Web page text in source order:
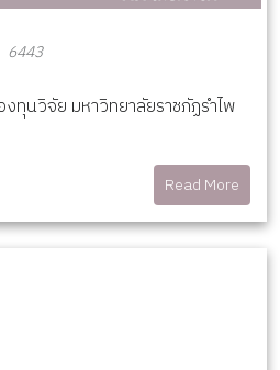
6443
ทุนวิจัย มหาวิทยาลัยราชภัฏรำไพ
Read More